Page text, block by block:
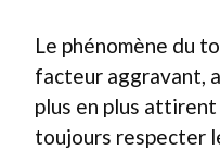
Le phénomène du
facteur aggravant,
plus en plus
toujours respecter